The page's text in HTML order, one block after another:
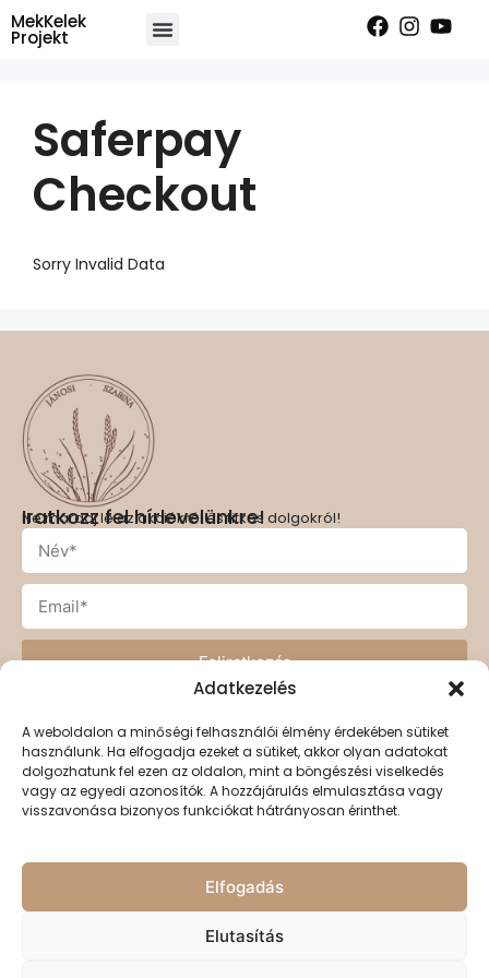
Adatkezelés
A weboldalon a minőségi felhasználói élmény érdekében sütiket
használunk. Ha elfogadja ezeket a sütiket, akkor olyan adatokat
dolgozhatunk fel ezen az oldalon, mint a böngészési viselkedés
vagy az egyedi azonosítók. A hozzájárulás elmulasztása vagy
visszavonása bizonyos funkciókat hátrányosan érinthet.
Elfogadás
Elutasítás
MekKelek
Projekt
Saferpay
Checkout
Sorry Invalid Data
Iratkozz fel hírlevelünkre!
Ne maradj le az akciókról és titkos dolgokról!
Feliratkozás
Címünk
1042 Budapest Szent István tér 6.
Elérhetőségeink
Email: info@mekkelekprojekt.hu